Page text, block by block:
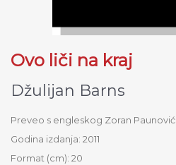
Ovo liči na kraj
Džulijan Barns
Preveo s engleskog Zoran Paunović
Godina izdanja: 2011
Format (cm): 20